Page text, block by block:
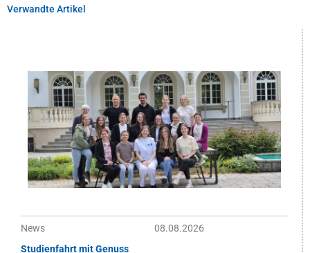
Verwandte Artikel
News
08.08.2026
Studienfahrt mit Genuss